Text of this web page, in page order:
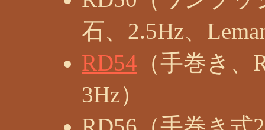
石、2.5Hz、
RD54 （手巻き
3Hz）